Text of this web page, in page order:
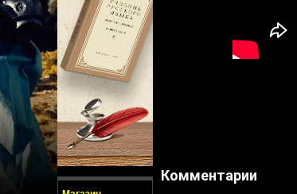
Комментарии